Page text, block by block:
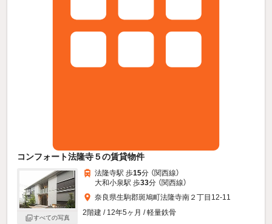
コンフォート法隆寺５の賃貸物件
すべての写真
法隆寺駅 歩15分 （関西線）
大和小泉駅 歩33分 （関西線）
奈良県生駒郡斑鳩町法隆寺南２丁目12-11
2階建 / 12年5ヶ月 / 軽量鉄骨